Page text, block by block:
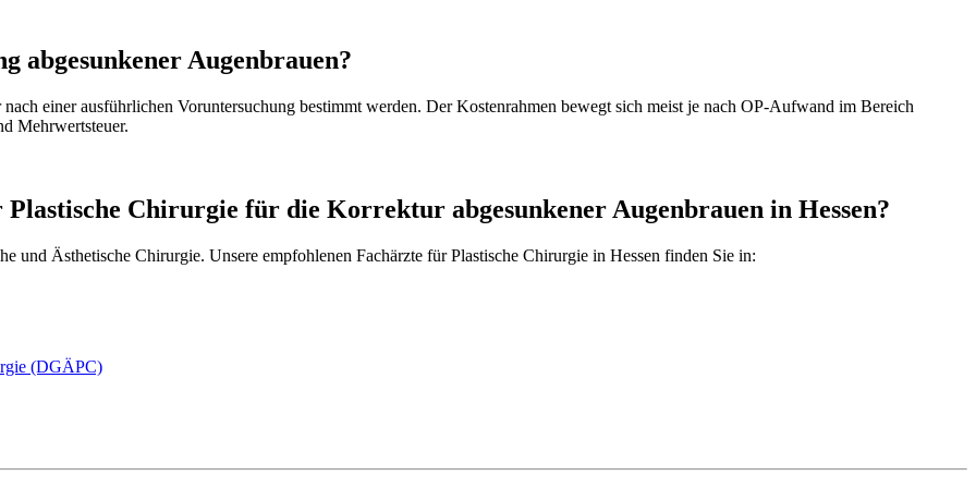
abgesunkener Augenbrauen?
einer ausführlichen Voruntersuchung bestimmt werden. Der Kostenrahmen bewegt sich meist je nach OP-Aufwand im Bereich
Mehrwertsteuer.
Chirurgie für die Korrektur abgesunkener Augenbrauen in Hessen?
und Ästhetische Chirurgie. Unsere empfohlenen Fachärzte für Plastische Chirurgie in Hessen finden Sie in:
(DGÄPC)